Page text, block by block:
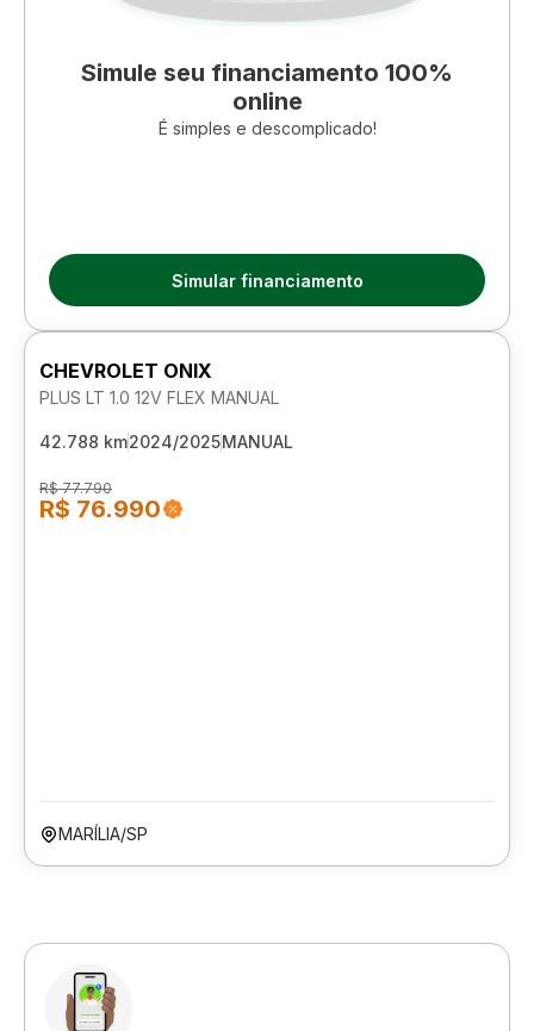
Simule seu financiamento 100%
online
É simples e descomplicado!
Simular financiamento
CHEVROLET ONIX
PLUS LT 1.0 12V FLEX MANUAL
42.788 km2024/2025MANUAL
R$ 77.790
R$ 76.990
MARÍLIA/SP